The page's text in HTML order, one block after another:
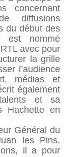
concernant
diffusions
du début des
est nommé
avec pour
la grille
l’audience
médias et
également
et sa
Hachette en
Général du
les Pins.
il a pour